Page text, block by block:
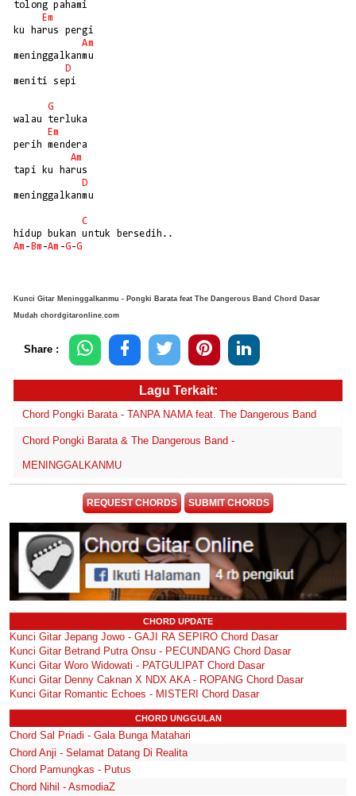
tolong pahami
Em
ku harus pergi
Am
meninggalkanmu
D
meniti sepi
G
walau terluka
Em
perih mendera
Am
tapi ku harus
D
meninggalkanmu
C
Am - Bm -Am -G-G
Kunci Gitar Meninggalkanmu - Pongki Barata feat The Dangerous Band Chord Dasar
Mudah chordgitaronline.com
Share :
Lagu Terkait:
Chord Pongki Barata - TANPA NAMA feat. The Dangerous Band
Chord Pongki Barata & The Dangerous Band -
MENINGGALKANMU
REQUEST CHORDS SUBMIT CHORDS
CHORD UPDATE
Kunci Gitar Jepang Jowo - GAJI RA SEPIRO Chord Dasar
Kunci Gitar Betrand Putra Onsu - PECUNDANG Chord Dasar
Kunci Gitar Woro Widowati - PATGULIPAT Chord Dasar
Kunci Gitar Denny Caknan X NDX AKA - ROPANG Chord Dasar
Kunci Gitar Romantic Echoes - MISTERI Chord Dasar
CHORD UNGGULAN
Chord Sal Priadi - Gala Bunga Matahari
Chord Anji - Selamat Datang Di Realita
Chord Pamungkas - Putus
Chord Nihil - AsmodiaZ